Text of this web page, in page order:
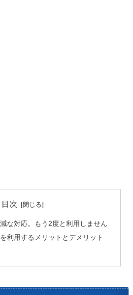
目次
な対応。もう2度と利用しません
利用するメリットとデメリット